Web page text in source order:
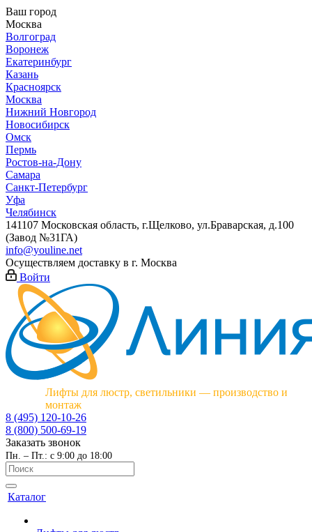
Ваш город
Москва
Волгоград
Воронеж
Екатеринбург
Казань
Красноярск
Москва
Нижний Новгород
Новосибирск
Омск
Пермь
Ростов-на-Дону
Самара
Санкт-Петербург
Уфа
Челябинск
141107 Московская область, г.Щелково, ул.Браварская, д.100
(Завод №31ГА)
info@youline.net
Осуществляем доставку в г. Москва
Войти
Лифты для люстр, светильники — производство и
монтаж
8 (495) 120-10-26
8 (800) 500-69-19
Заказать звонок
Пн. – Пт.: с 9:00 до 18:00
Каталог